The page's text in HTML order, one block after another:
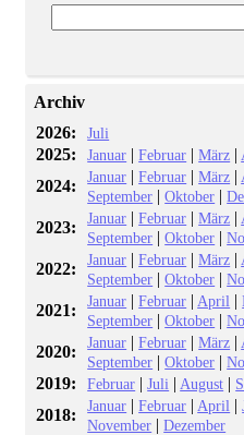
Archiv
2026:
Juli
2025: Januar |Februar |März |
2024: Januar |Februar |März |
September |Oktober |
2023: Januar |Februar |März |
September |Oktober |
2022: Januar |Februar |März |
September |Oktober |
2021: Januar |Februar | April |
September |Oktober |
2020: Januar |Februar |März |
September |Oktober |
2019: Februar |Juli | August |
2018: Januar |Februar | April |
November |Dezember